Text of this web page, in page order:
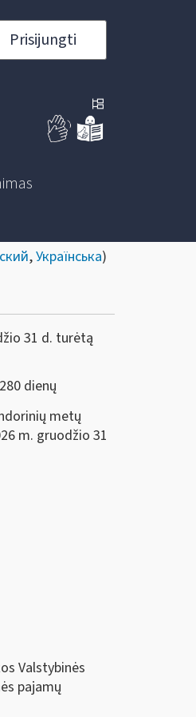
Prisijungti
,Українська)
31 d. turėtą
dienų
metų
m. gruodžio 31
Valstybinės
pajamų